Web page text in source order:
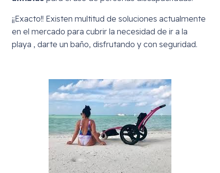
¡¡Exacto!! Existen multitud de soluciones actualmente
en el mercado para cubrir la necesidad de ir a la
playa , darte un baño, disfrutando y con seguridad.